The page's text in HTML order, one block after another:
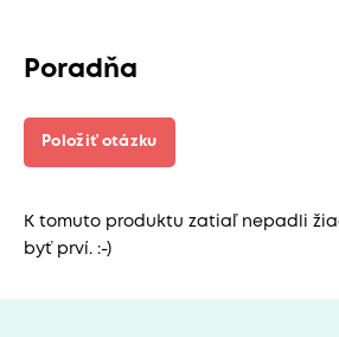
Poradňa
Položiť otázku
K tomuto produktu zatiaľ nepadli
byť prví. :-)